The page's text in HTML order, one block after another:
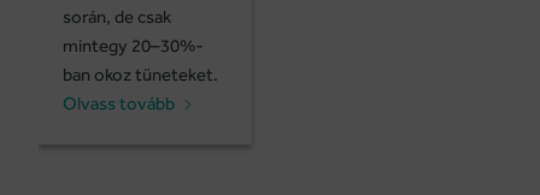
során, de csak
mintegy 20–30%-
ban okoz tüneteket.
Olvass tovább